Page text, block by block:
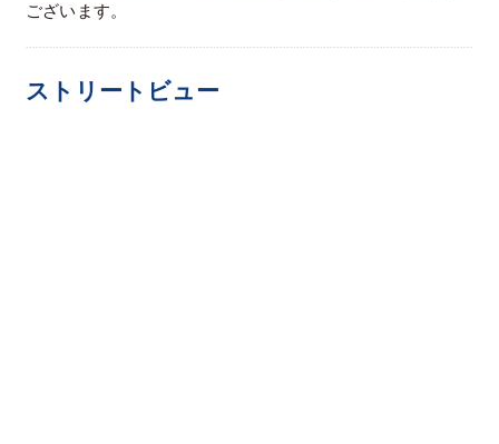
ございます。
ストリートビュー